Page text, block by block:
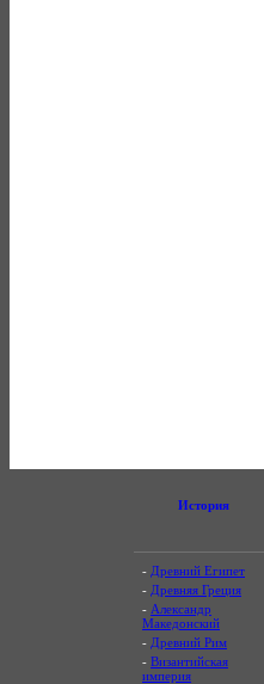
История
- Древний Египет
- Древняя Греция
- Александр
Македонский
- Древний Рим
- Византийская
империя